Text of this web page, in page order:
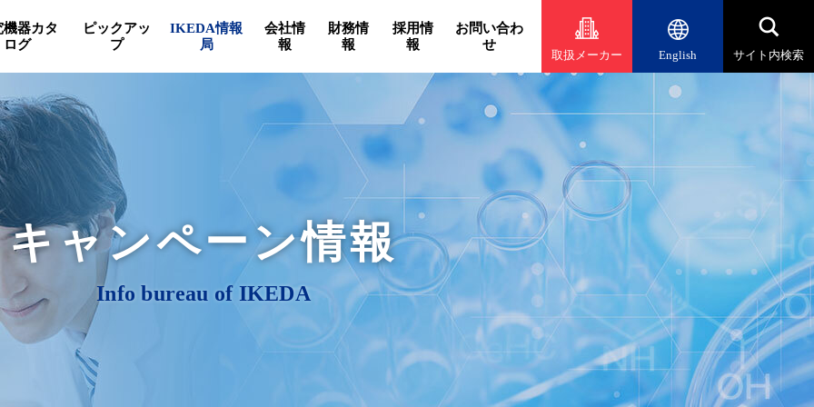
機器カタ
ログ
ピックアッ
プ
IKEDA情報
局
会社情
報
財務情
報
採用情
報
お問い合わ
せ
取扱メーカー English サイト内検索
キャンペーン情報